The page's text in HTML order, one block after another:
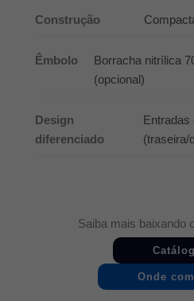
Construção
Êmbolo
Borracha nitrílica
(opcional)
Design
diferenciado
Entradas
(traseira/
Saiba mais baixando
Onde